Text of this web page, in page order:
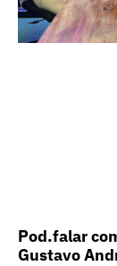
Pod.falar
Gustavo